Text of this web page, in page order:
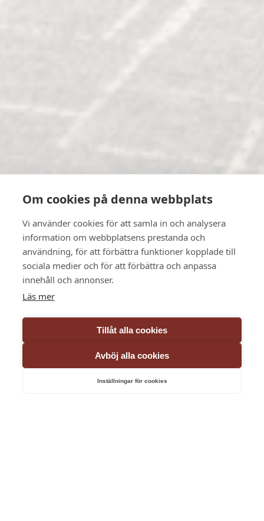
Om cookies på denna webbplats
Vi använder cookies för att samla in och analysera
information om webbplatsens prestanda och
användning, för att förbättra funktioner kopplade till
sociala medier och för att förbättra och anpassa
innehåll och annonser.
Läs mer
Tillåt alla cookies
Avböj alla cookies
Inställningar för cookies
Textilgolv – Så väljer du rätt